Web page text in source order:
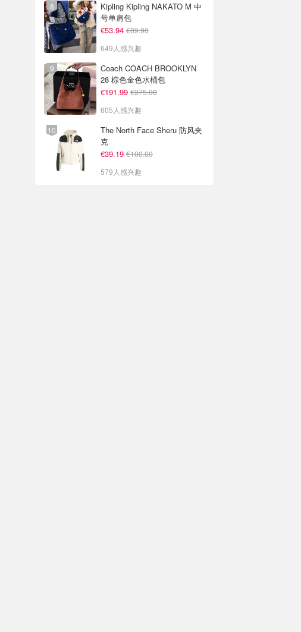
Kipling Kipling NAKATO M 中
号单肩包
€53.94 €89.90
649人感兴趣
Coach COACH BROOKLYN
28 棕色金色水桶包
€191.99 €375.00
605人感兴趣
The North Face Sheru 防风夹
克
€39.19 €100.00
579人感兴趣